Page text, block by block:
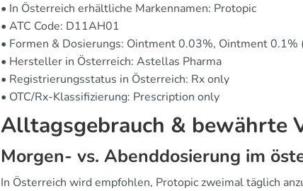
• In Österreich erhältliche Markennamen: Protopic
• ATC Code: D11AH01
• Formen & Dosierungs: Ointment 0.03%, Ointment 0.1%
• Hersteller in Österreich: Astellas Pharma
• Registrierungsstatus in Österreich: Rx only
• OTC/Rx-Klassifizierung: Prescription only
Alltagsgebrauch & bewährte
Morgen- vs. Abenddosierung im
In Österreich wird empfohlen, Protopic zweimal täglich